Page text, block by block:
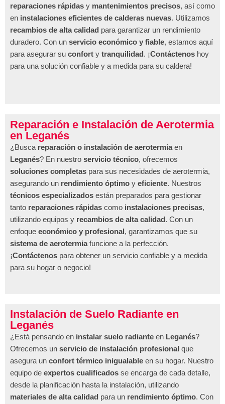
reparaciones rápidas y mantenimientos precisos, así como
en instalaciones eficientes de calderas nuevas. Utilizamos
recambios de alta calidad para garantizar un rendimiento
duradero. Con un servicio económico y fiable, estamos aquí
para asegurar su confort y tranquilidad. ¡Contáctenos hoy
para una solución confiable y a medida para su caldera!
Reparación e Instalación de Aerotermia
en Leganés
¿Busca reparación o instalación de aerotermiaen
Leganés? En nuestro servicio técnico, ofrecemos
soluciones completas para sus necesidades de aerotermia,
asegurando un rendimiento óptimo y eficiente. Nuestros
técnicos especializados están preparados para gestionar
tanto reparaciones rápidas como instalaciones precisas,
utilizando equipos y recambios de alta calidad. Con un
enfoque económico y profesional, garantizamos que su
sistema de aerotermiafuncione a la perfección.
¡Contáctenos para obtener un servicio confiable y a medida
para su hogar o negocio!
Instalación de Suelo Radiante en
Leganés
¿Está pensando en instalar suelo radiante en Leganés?
Ofrecemos un servicio de instalación profesional que
asegura un confort térmico inigualable en su hogar. Nuestro
equipo de expertos cualificados se encarga de cada detalle,
desde la planificación hasta la instalación, utilizando
materiales de alta calidad para un rendimiento óptimo. Con